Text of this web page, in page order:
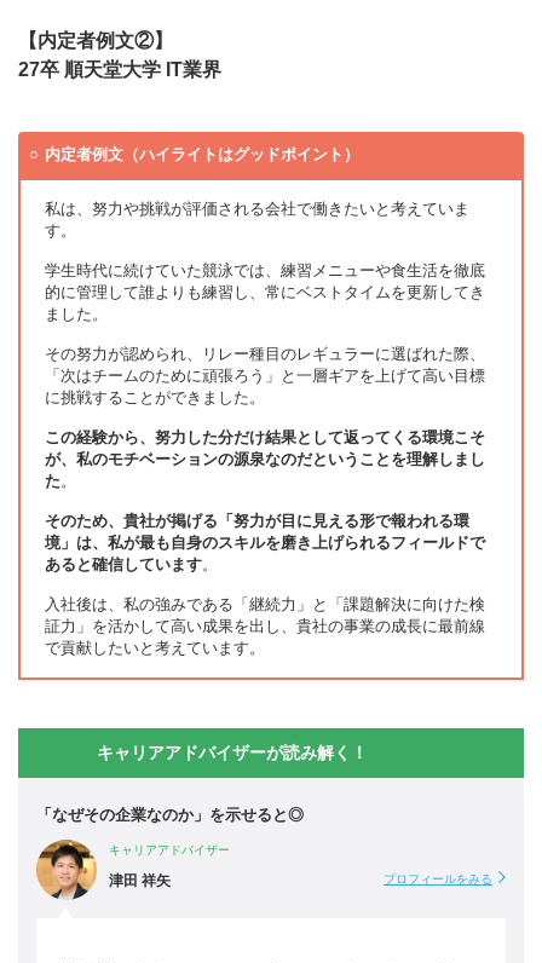
【内定者例文②】
27卒 順天堂大学 IT業界
内定者例文（ハイライトはグッドポイント）
私は、努力や挑戦が評価される会社で働きたいと考えていま
す。
学生時代に続けていた競泳では、練習メニューや食生活を徹底
的に管理して誰よりも練習し、常にベストタイムを更新してき
ました。
その努力が認められ、リレー種目のレギュラーに選ばれた際、
「次はチームのために頑張ろう」と一層ギアを上げて高い目標
に挑戦することができました。
この経験から、努力した分だけ結果として返ってくる環境こそ
が、私のモチベーションの源泉なのだということを理解しまし
た。
そのため、貴社が掲げる「努力が目に見える形で報われる環
境」は、私が最も自身のスキルを磨き上げられるフィールドで
あると確信しています。
入社後は、私の強みである「継続力」と「課題解決に向けた検
証力」を活かして高い成果を出し、貴社の事業の成長に最前線
で貢献したいと考えています。
キャリアアドバイザーが読み解く！
「なぜその企業なのか」を示せると◎
キャリアアドバイザー
津田 祥矢 プロフィールをみる